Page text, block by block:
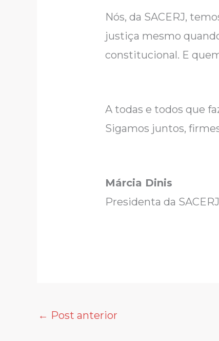
Nós, da SACERJ,
justiça mesmo
constitucional. E
A todas e todos que
Sigamos juntos,
Márcia Dinis
Presidenta da SACERJ
← Post anterior